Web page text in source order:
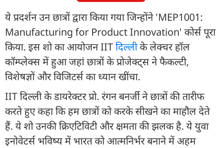
ये प्रदर्शन उन छात्रों द्वारा किया गया जिन्होंने 'MEP1001:
Manufacturing for Product Innovation' कोर्स पूरा
किया. इस शो का आयोजन IITदिल्लीके लेक्चर हॉल
कॉम्प्लेक्स में हुआ जहां छात्रों के प्रोजेक्ट्स ने फैकल्टी,
विशेषज्ञों और विजिटर्स का ध्यान खींचा.
IIT दिल्ली के डायरेक्टर प्रो. रंगन बनर्जी ने छात्रों की तारीफ
करते हुए कहा कि हम छात्रों को करके सीखने का माहौल देते
हैं. ये शो उनकी क्रिएटिविटी और क्षमता की झलक है. ये युवा
इनोवेटर्स भविष्य में भारत को आत्मनिर्भर बनाने में अहम